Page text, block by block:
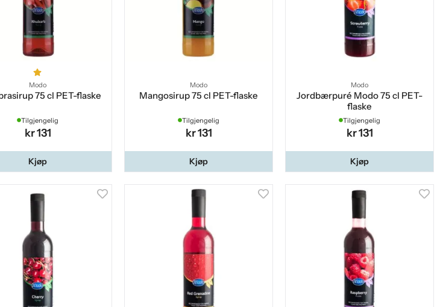
Modo
75 cl PET-flaske
Tilgjengelig
kr 131
Kjøp
Modo
Mangosirup 75 cl PET-flaske
Tilgjengelig
kr 131
Kjøp
Modo
Jordbærpuré Modo 75 cl PET-
flaske
Tilgjengelig
kr 131
Kjøp